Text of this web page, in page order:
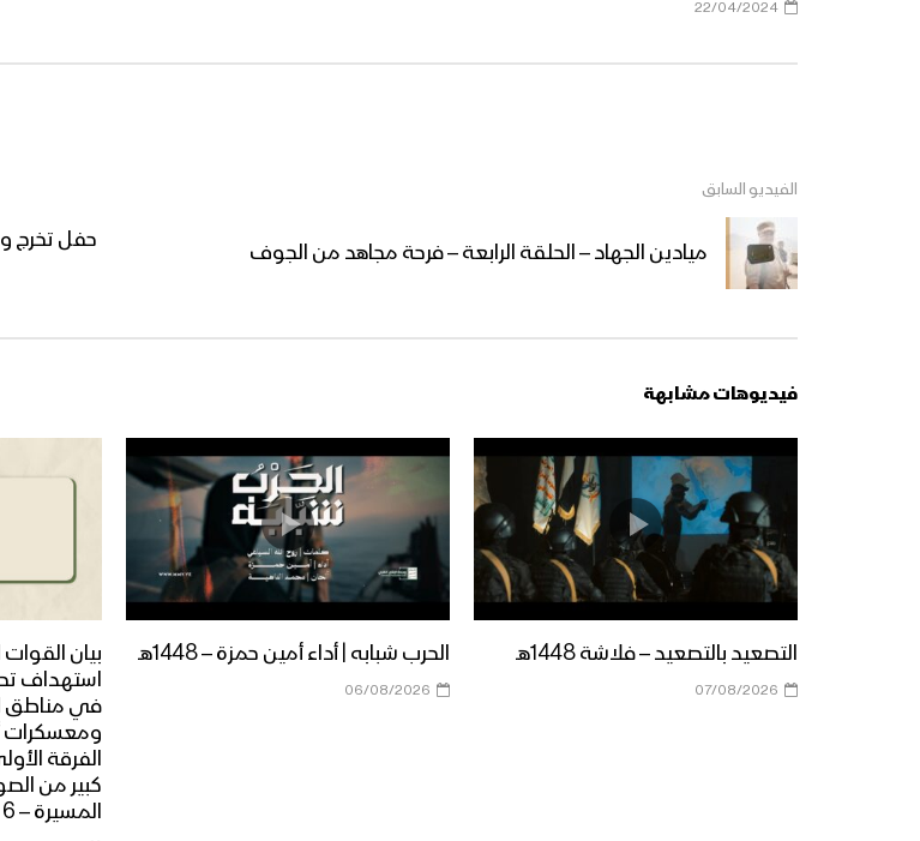
22/04/2024
الفيديو السابق
ميادين الجهاد – الحلقة الرابعة – فرحة مجاهد من الجوف
حفل تخرج
فيديوهات مشابهة
التصعيد بالتصعيد – فلاشة 1448هـ
07/08/2026
الحرب شبابه | أداء أمين حمزة – 1448هـ
06/08/2026
بيان
استهداف
في مناطق
ومعسكرات
الفرقة
كبير من
المسيرة – 6 أغسطس 2026م